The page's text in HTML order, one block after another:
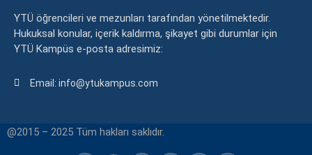
YTÜ öğrencileri ve mezunları tarafından yönetilmektedir.
Hukuksal konular, içerik kaldırma, şikayet gibi durumlar için
YTÜ Kampüs e-posta adresimiz:
Email: info@ytukampus.com
@2015 – 2025 Tüm hakları saklıdır.